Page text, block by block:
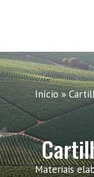
Início»
Materiais